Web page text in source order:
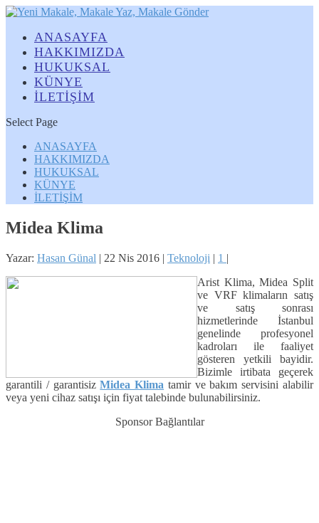
ANASAYFA
HAKKIMIZDA
HUKUKSAL
KÜNYE
İLETİŞİM
Select Page
ANASAYFA
HAKKIMIZDA
HUKUKSAL
KÜNYE
İLETİŞİM
Midea Klima
Yazar: Hasan Günal | 22 Nis 2016 | Teknoloji | 1 |
Arist Klima, Midea Split
ve VRF klimaların satış
ve satış sonrası
hizmetlerinde İstanbul
genelinde profesyonel
kadroları ile faaliyet
gösteren yetkili bayidir.
Bizimle irtibata geçerek
garantili / garantisizMidea Klima tamir ve bakım servisini alabilir
veya yeni cihaz satışı için fiyat talebinde bulunabilirsiniz.
Sponsor Bağlantılar